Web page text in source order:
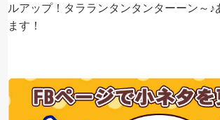
ルアップ！タラランタンタンターーン～♪
ます！